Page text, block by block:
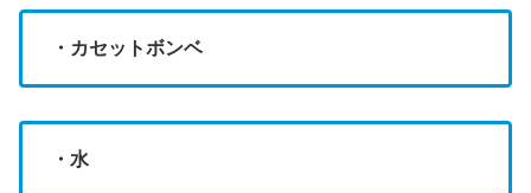
・カセットボンベ
・水